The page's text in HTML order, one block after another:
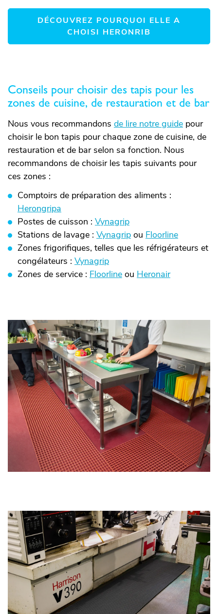
DÉCOUVREZ POURQUOI ELLE A
CHOISI HERONRIB
Conseils pour choisir des tapis pour les
zones de cuisine, de restauration et de bar
Nous vous recommandons de lire notre guide pour
choisir le bon tapis pour chaque zone de cuisine, de
restauration et de bar selon sa fonction. Nous
recommandons de choisir les tapis suivants pour
ces zones :
Comptoirs de préparation des aliments :
Herongripa
Postes de cuisson : Vynagrip
Stations de lavage : Vynagrip ou Floorline
Zones frigorifiques, telles que les réfrigérateurs et
congélateurs : Vynagrip
Zones de service : Floorline ou Heronair